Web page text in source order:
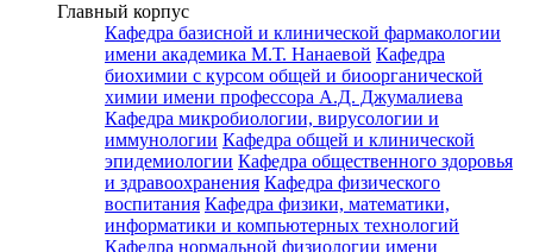
Главный корпус
Кафедра базисной и клинической фармакологии
имени академика М.Т. Нанаевой Кафедра
биохимии с курсом общей и биоорганической
химии имени профессора А.Д. Джумалиева
Кафедра микробиологии, вирусологии и
иммунологии Кафедра общей и клинической
эпидемиологии Кафедра общественного здоровья
и здравоохранения Кафедра физического
воспитания Кафедра физики, математики,
информатики и компьютерных технологий
Кафедра нормальной физиологии имени